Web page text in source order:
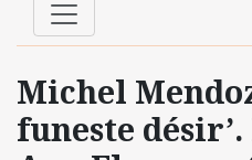
Michel
funeste